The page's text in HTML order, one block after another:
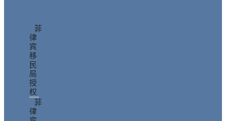
菲
律
宾
移
民
局
授
权
菲
律